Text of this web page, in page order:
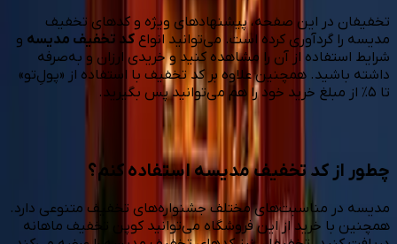
تخفیفان در این صفحه، پیشنهادهای ویژه و کدهای تخفیف
مدیسه را گردآوری کرده است. می‌توانید انواع کد تخفیف مدیسه و
شرایط استفاده از آن را مشاهده کنید و خریدی ارزان و به‌صرفه
داشته باشید. همچنین علاوه بر کد تخفیف با استفاده از «پولِ‌تو»
تا ۵٪ از مبلغ خرید خود را هم می‌توانید پس بگیرید.
چطور از کد تخفیف مدیسه استفاده کنم؟
مدیسه در مناسبت‌های مختلف جشنواره‌های تخفیف متنوعی دارد.
همچنین با خرید از این فروشگاه می‌توانید کوپن تخفیف ماهانه